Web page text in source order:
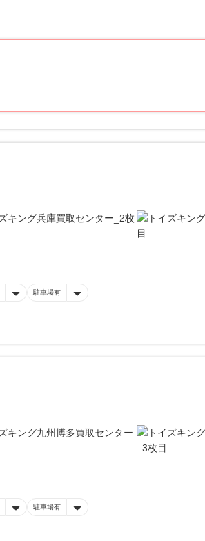
駐車場有
駐車場有